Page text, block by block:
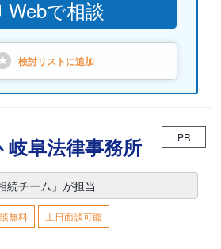
Webで相談
検討リストに追加
岐阜法律事務所 PR
続チーム」が担当
無料
土日面談可能